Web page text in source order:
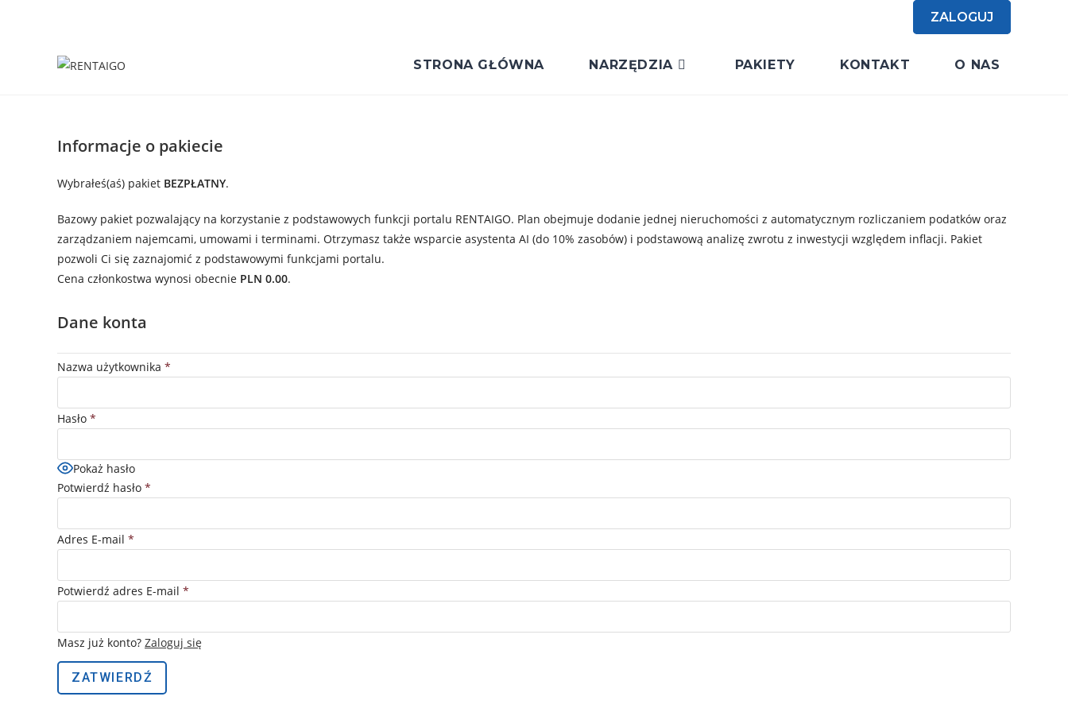
ZALOGUJ
STRONA GŁÓWNA NARZĘDZIA PAKIETY KONTAKT O NAS
Informacje o pakiecie
Wybrałeś(aś) pakiet BEZPŁATNY.
Bazowy pakiet pozwalający na korzystanie z podstawowych funkcji portalu RENTAIGO. Plan obejmuje dodanie jednej nieruchomości z automatycznym rozliczaniem podatków oraz
zarządzaniem najemcami, umowami i terminami. Otrzymasz także wsparcie asystenta AI (do 10% zasobów) i podstawową analizę zwrotu z inwestycji względem inflacji. Pakiet
pozwoli Ci się zaznajomić z podstawowymi funkcjami portalu.
Cena członkostwa wynosi obecnie PLN 0.00.
Dane konta
Nazwa użytkownika *
Hasło *
Pokaż hasło
Potwierdź hasło *
Adres E-mail *
Potwierdź adres E-mail *
Masz już konto? Zaloguj się